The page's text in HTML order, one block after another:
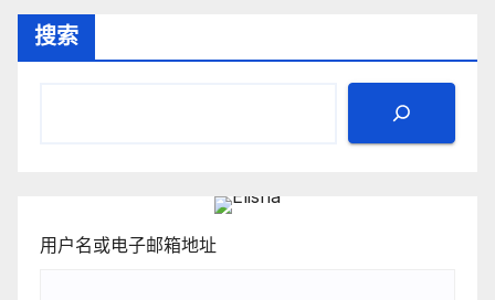
搜索
用户名或电子邮箱地址